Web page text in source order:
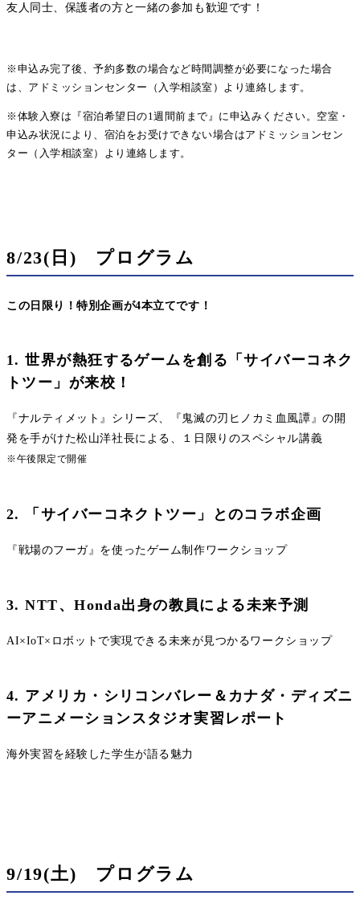
友人同士、保護者の方と一緒の参加も歓迎です！​
※申込み完了後、予約多数の場合など時間調整が必要になった場合
は、アドミッションセンター（入学相談室）より連絡します。 ​
※体験入寮は『宿泊希望日の1週間前まで』に申込みください。空室・
申込み状況により、宿泊をお受けできない場合はアドミッションセン
ター（入学相談室）より連絡します。​
8/23(日) プログラム
この日限り！特別企画が4本立てです！
1. 世界が熱狂するゲームを創る「サイバーコネク
トツー」が来校！
『ナルティメット』シリーズ、『鬼滅の刃ヒノカミ血風譚』の開
発を手がけた松山洋社長による、１日限りのスペシャル講義
※午後限定で開催
2. 「サイバーコネクトツー」とのコラボ企画
『戦場のフーガ』を使ったゲーム制作ワークショップ
3. NTT、Honda出身の教員による未来予測
AI×IoT×ロボットで実現できる未来が見つかるワークショップ
4. アメリカ・シリコンバレー＆カナダ・ディズニ
ーアニメーションスタジオ実習レポート
海外実習を経験した学生が語る魅力
9/19(土) プログラム